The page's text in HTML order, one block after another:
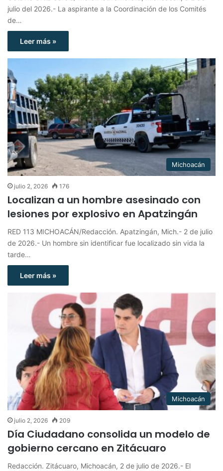
julio del 2026.- La aspirante a la Coordinación de los Comités
de…
Leer más »
Michoacán
julio 2, 2026 176
Localizan a un hombre asesinado con
lesiones por explosivo en Apatzingán
RED 113 MICHOACÁN/Redacción. Apatzingán, Mich.- 2 de julio
de 2026.- Un hombre sin identificar fue localizado sin vida la
tarde…
Leer más »
Michoacán
julio 2, 2026 209
Día Ciudadano consolida un modelo de
gobierno cercano en Zitácuaro
Redacción. Zitácuaro, Michoacán, 2 de julio de 2026.- El